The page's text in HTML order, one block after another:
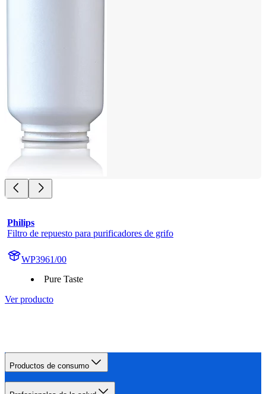
Philips
Filtro de repuesto para purificadores de grifo
WP3961/00
Pure Taste
Ver producto
Productos de consumo